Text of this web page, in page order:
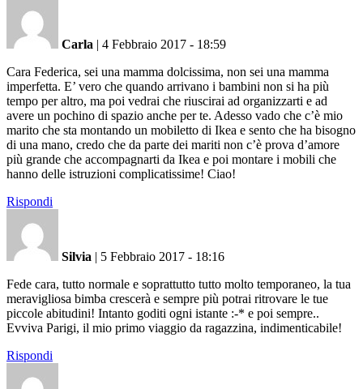
Carla | 4 Febbraio 2017 - 18:59
Cara Federica, sei una mamma dolcissima, non sei una mamma
imperfetta. E’ vero che quando arrivano i bambini non si ha più
tempo per altro, ma poi vedrai che riuscirai ad organizzarti e ad
avere un pochino di spazio anche per te. Adesso vado che c’è mio
marito che sta montando un mobiletto di Ikea e sento che ha bisogno
di una mano, credo che da parte dei mariti non c’è prova d’amore
più grande che accompagnarti da Ikea e poi montare i mobili che
hanno delle istruzioni complicatissime! Ciao!
Rispondi
Silvia | 5 Febbraio 2017 - 18:16
Fede cara, tutto normale e soprattutto tutto molto temporaneo, la tua
meravigliosa bimba crescerà e sempre più potrai ritrovare le tue
piccole abitudini! Intanto goditi ogni istante :-* e poi sempre..
Evviva Parigi, il mio primo viaggio da ragazzina, indimenticabile!
Rispondi